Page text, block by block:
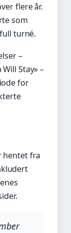
flere år.
som
turné.
–
Stay» –
for
hentet fra